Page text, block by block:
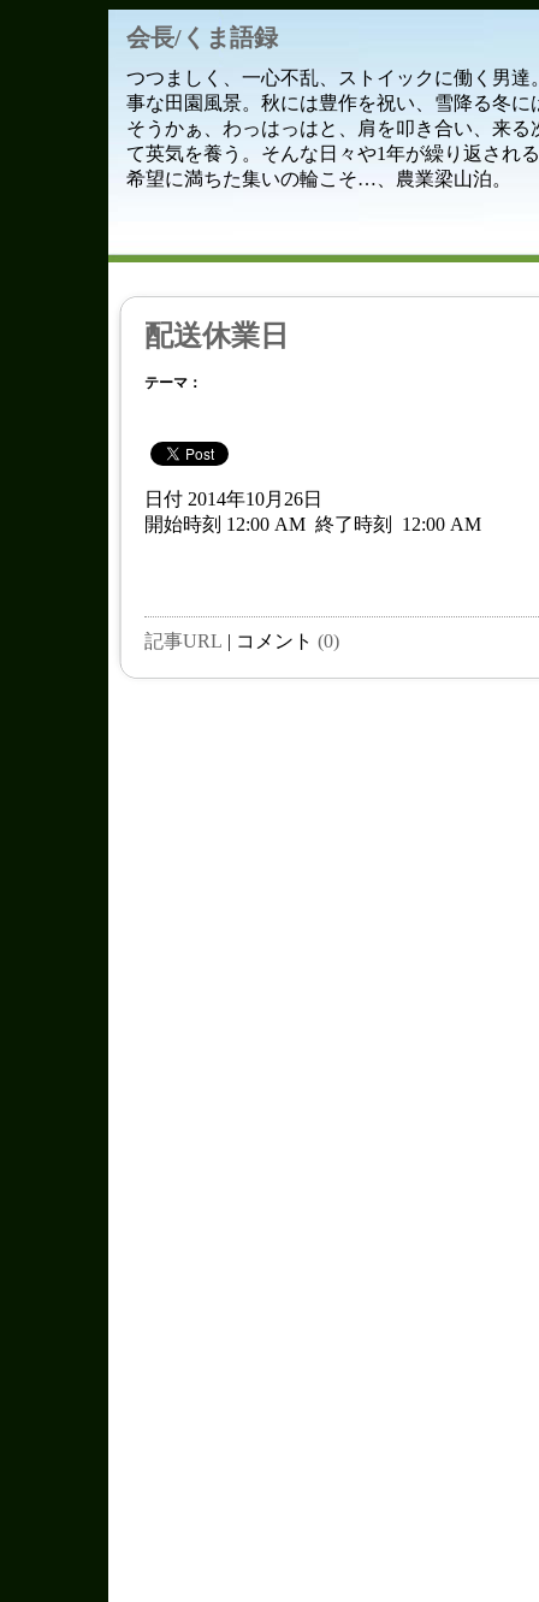
会長/くま語録
つつましく、一心不乱、ストイックに働く男達
事な田園風景。秋には豊作を祝い、雪降る冬に
そうかぁ、わっはっはと、肩を叩き合い、来る
て英気を養う。そんな日々や1年が繰り返され
希望に満ちた集いの輪こそ…、農業梁山泊。
配送休業日
テーマ：
日付 2014年10月26日
開始時刻 12:00 AM 終了時刻 12:00 AM
記事URL | コメント (0)